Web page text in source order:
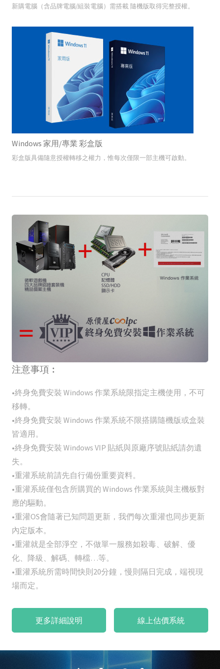
新購電腦（含品牌電腦/組裝電腦）需搭載 隨機版取得完整授權。
Windows 家用/專業 彩盒版
彩盒版具備隨意授權轉移之權力，惟每次僅限一部主機可啟動。
注意事項︰
•終身免費安裝 Windows 作業系統限指定主機使用，不可
移轉。
•終身免費安裝 Windows 作業系統不限搭購隨機版或盒裝
皆適用。
•終身免費安裝 Windows VIP 貼紙與原廠序號貼紙請勿遺
失。
•重灌系統前請先自行備份重要資料。
•重灌系統僅包含所購買的 Windows 作業系統與主機板對
應的驅動。
•重灌OS會隨著已知問題更新，我們每次重灌也同步更新
內定版本。
•重灌就是全部淨空，不做單一服務如殺毒、破解、優
化、降級、解碼、轉檔…等。
•重灌系統所需時間快則20分鐘，慢則隔日完成，端視現
場而定。
更多詳細說明 線上估價系統